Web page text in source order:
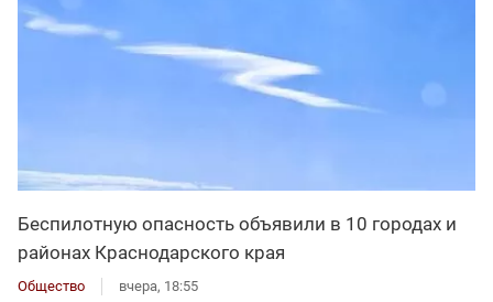
Беспилотную опасность объявили в 10 городах и
районах Краснодарского края
Общество вчера, 18:55